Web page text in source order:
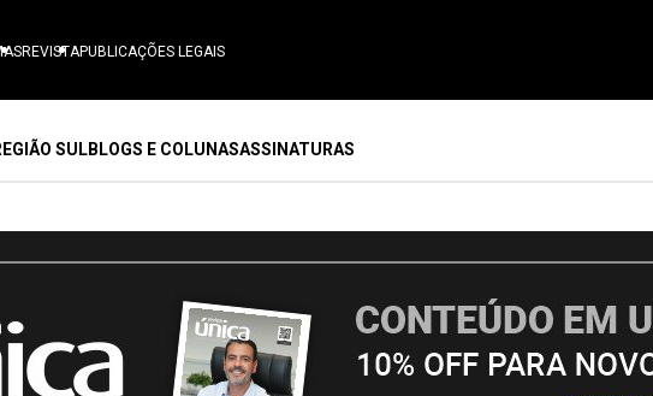
REVISTAPUBLICAÇÕES LEGAIS
SULBLOGS E COLUNASASSINATURAS